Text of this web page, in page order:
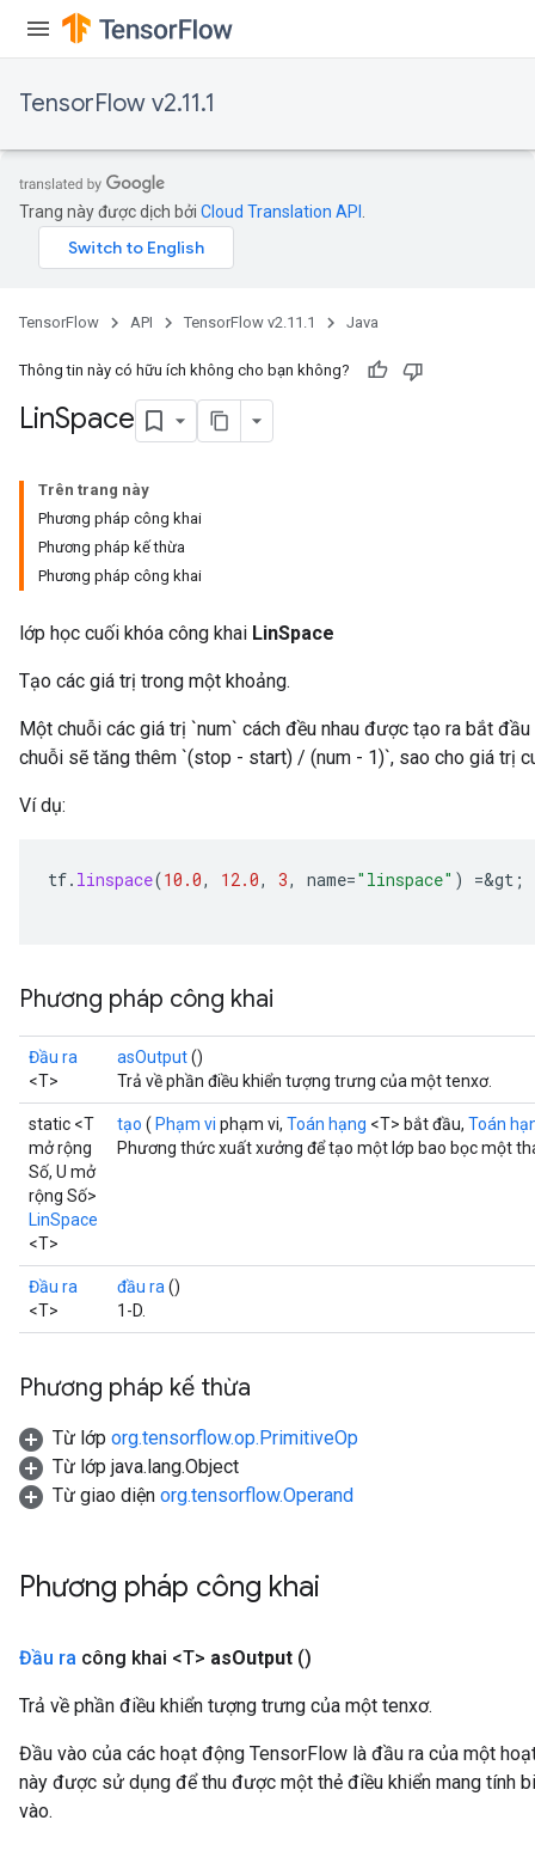
TensorFlow v2.11.1
Trang này được dịch bởi Cloud Translation API
TensorFlow API TensorFlow v2.11.1 Java
Thông tin này có hữu ích không cho bạn không?
LinSpace
Trên trang này
Phương pháp công khai
Phương pháp kế thừa
Phương pháp công khai
lớp học cuối khóa công khai LinSpace
Tạo các giá trị trong một khoảng.
Một chuỗi các giá trị `num` cách đều nhau được tạo ra bắt
chuỗi sẽ tăng thêm `(stop - start) / (num - 1)`, sao cho giá trị
Ví dụ:
tf. linspace(10.0, 12.0, 3, name="linspace" ) =&gt ;
Phương pháp công khai
Đầu ra
<T>
asOutput()
Trả về phần điều khiển tượng trưng của một tenxơ.
static <T
mở rộng
Số, U mở
rộng Số>
LinSpace
<T>
tạo ( Phạm vi phạm vi, Toán hạng <T> bắt đầu, Toán
Phương thức xuất xưởng để tạo một lớp bao bọc một
Đầu ra
<T>
đầu ra ()
1-D.
Phương pháp kế thừa
Từ lớp org.tensorflow.op.PrimitiveOp
Từ lớp java.lang.Object
Từ giao diện org.tensorflow.Operand
Phương pháp công khai
Đầu ra công khai <T> asOutput ()
Trả về phần điều khiển tượng trưng của một tenxơ.
Đầu vào của các hoạt động TensorFlow là đầu ra của một
này được sử dụng để thu được một thẻ điều khiển mang tính
vào.